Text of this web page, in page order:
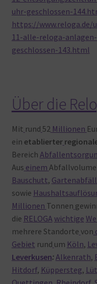
uhr-geschlossen-
https://www.reloga.de/
11-alle-reloga-
geschlossen-143.html
Über die
Mit rund 52 Millionen
ein etablierter
Bereich
Aus einem
Bauschutt,
sowie
Millionen Tonnen
die RELOGAwichtige
mehrere Standorte von
Gebiet rund um Köln,
Leverkusen:Alkenrath,
Hitdorf, Küppersteg,